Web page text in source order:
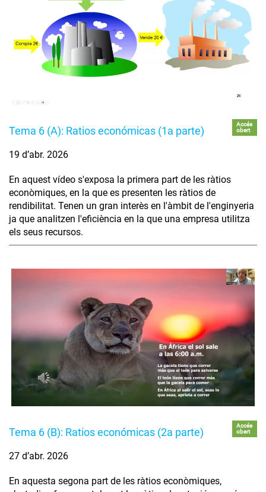
Tema 6 (A): Ratios económicas (1a parte)
Accés
obert
19 d’abr. 2026
En aquest vídeo s'exposa la primera part de les ràtios
econòmiques, en la que es presenten les ràtios de
rendibilitat. Tenen un gran interès en l'àmbit de l'enginyeria
ja que analitzen l'eficiència en la que una empresa utilitza
els seus recursos.
Tema 6 (B): Ratios económicas (2a parte)
Accés
obert
27 d’abr. 2026
En aquesta segona part de les ràtios econòmiques,